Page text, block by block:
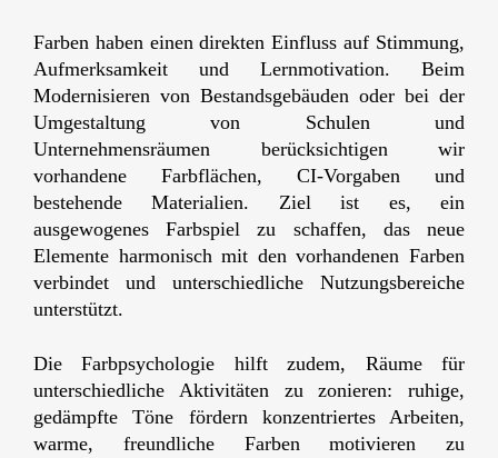
Farben haben einen direkten Einfluss auf Stimmung,
Aufmerksamkeit und Lernmotivation. Beim
Modernisieren von Bestandsgebäuden oder bei der
Umgestaltung von Schulen und
Unternehmensräumen berücksichtigen wir
vorhandene Farbflächen, CI-Vorgaben und
bestehende Materialien. Ziel ist es, ein
ausgewogenes Farbspiel zu schaffen, das neue
Elemente harmonisch mit den vorhandenen Farben
verbindet und unterschiedliche Nutzungsbereiche
unterstützt.
Die Farbpsychologie hilft zudem, Räume für
unterschiedliche Aktivitäten zu zonieren: ruhige,
gedämpfte Töne fördern konzentriertes Arbeiten,
warme, freundliche Farben motivieren zu